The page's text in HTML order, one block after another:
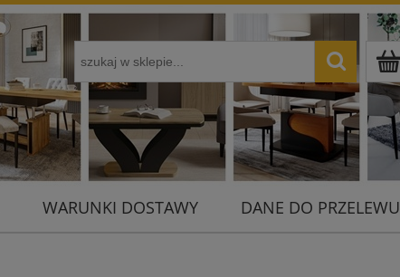
WARUNKI DOSTAWY DANE DO PRZELEWU